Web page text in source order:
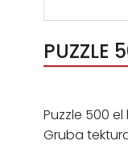
PUZZLE
Puzzle 500
Gruba